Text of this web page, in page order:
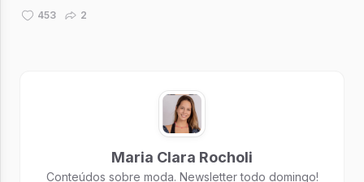
453 2
Maria Clara Rocholi
Conteúdos sobre moda. Newsletter todo domingo!